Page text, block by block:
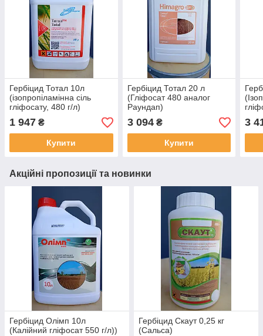
Гербіцид Тотал 10л
(ізопропіламінна сіль
гліфосату, 480 г/л)
1 947 ₴
Купити
Гербіцид Тотал 20 л
(Гліфосат 480 аналог
Раундап)
3 094₴
Купити
3
Акційні пропозиції та новинки
Гербіцид Олімп 10л
(Калійний гліфосат 550 г/л))
Гербіцид Скаут 0,25 кг
(Сальса)